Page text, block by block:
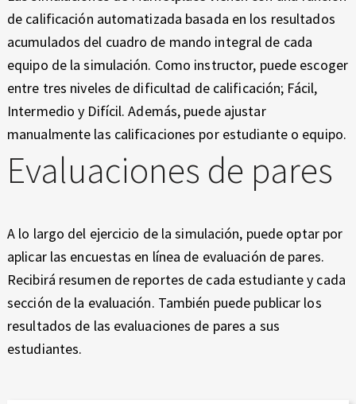
de calificación automatizada basada en los resultados
acumulados del cuadro de mando integral de cada
equipo de la simulación. Como instructor, puede escoger
entre tres niveles de dificultad de calificación; Fácil,
Intermedio y Difícil. Además, puede ajustar
manualmente las calificaciones por estudiante o equipo.
Evaluaciones de pares
A lo largo del ejercicio de la simulación, puede optar por
aplicar las encuestas en línea de evaluación de pares.
Recibirá resumen de reportes de cada estudiante y cada
sección de la evaluación. También puede publicar los
resultados de las evaluaciones de pares a sus
estudiantes.